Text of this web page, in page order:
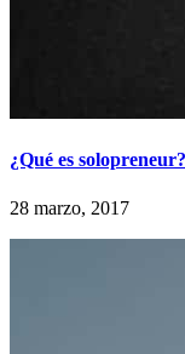
¿Qué es solopreneur?
28 marzo, 2017